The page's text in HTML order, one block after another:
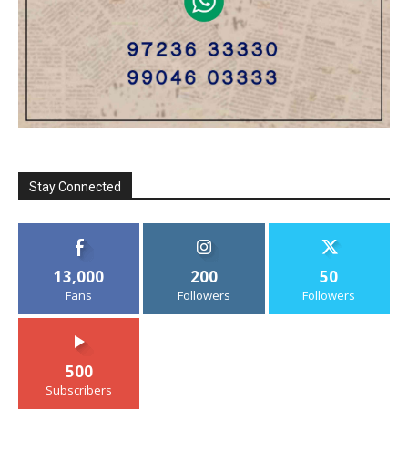
Stay Connected
13,000
Fans
200
Followers
50
Followers
500
Subscribers